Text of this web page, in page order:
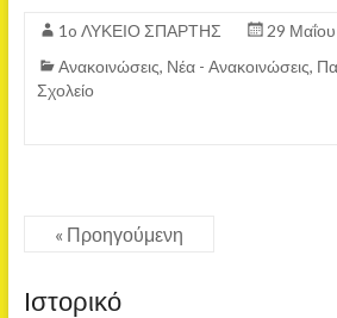
1o ΛΥΚΕΙΟ ΣΠΑΡΤΗΣ
29
Ανακοινώσεις, Νέα - Ανακοινώσεις,
Σχολείο
« Προηγούμενη
Ιστορικό